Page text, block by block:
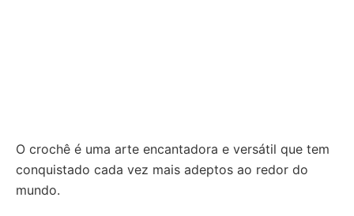
O crochê é uma arte encantadora e versátil que tem
conquistado cada vez mais adeptos ao redor do
mundo.